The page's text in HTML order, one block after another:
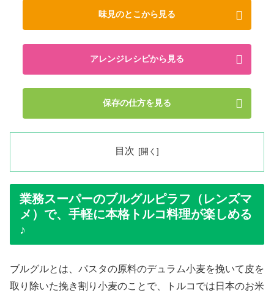
味見のとこから見る
アレンジレシピから見る
保存の仕方を見る
目次
業務スーパーのブルグルピラフ（レンズマ
メ）で、手軽に本格トルコ料理が楽しめる
♪
ブルグルとは、パスタの原料のデュラム小麦を挽いて皮を
取り除いた挽き割り小麦のことで、トルコでは日本のお米